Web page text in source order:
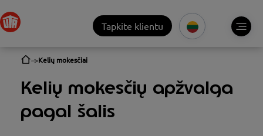
Tapkite klientu
Kelių mokesčiai
Kelių mokesčių apžvalga
pagal šalis